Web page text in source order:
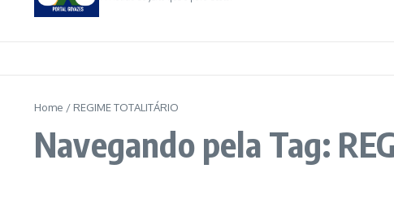
Home / REGIME TOTALITÁRIO
Navegando pela Tag: